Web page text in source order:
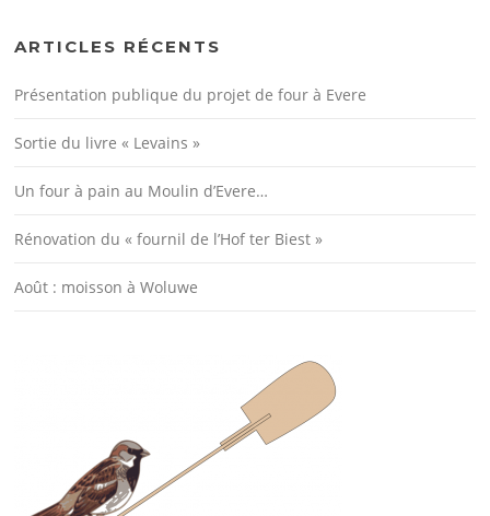
ARTICLES RÉCENTS
Présentation publique du projet de four à Evere
Sortie du livre « Levains »
Un four à pain au Moulin d’Evere…
Rénovation du « fournil de l’Hof ter Biest »
Août : moisson à Woluwe